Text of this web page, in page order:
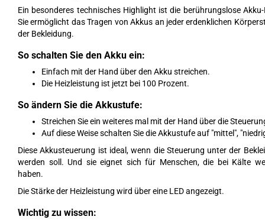
Ein besonderes technisches Highlight ist die berührungslose
Sie ermöglicht das Tragen von Akkus an jeder erdenklichen
der Bekleidung.
So schalten Sie den Akku ein:
Einfach mit der Hand über den Akku streichen.
Die Heizleistung ist jetzt bei 100 Prozent.
So ändern Sie die Akkustufe:
Streichen Sie ein weiteres mal mit der Hand über die
Auf diese Weise schalten Sie die Akkustufe auf "mittel",
Diese Akkusteuerung ist ideal, wenn die Steuerung unter der
werden soll. Und sie eignet sich für Menschen, die bei Kälte
haben.
Die Stärke der Heizleistung wird über eine LED angezeigt.
Wichtig zu wissen: